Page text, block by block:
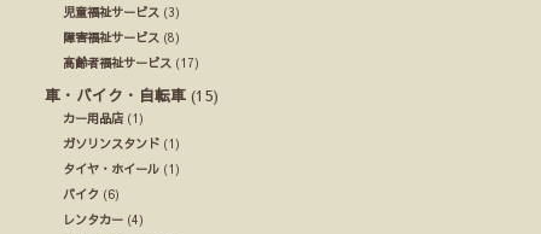
児童福祉サービス (3)
障害福祉サービス (8)
高齢者福祉サービス (17)
車・バイク・自転車 (15)
カー用品店 (1)
ガソリンスタンド (1)
タイヤ・ホイール (1)
バイク (6)
レンタカー (4)